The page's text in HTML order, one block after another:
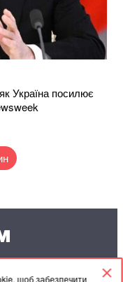
щоб забезпечити
Україна посилює
Ltd.